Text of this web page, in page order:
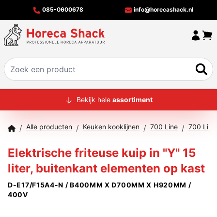
085-0600678 info@horecashack.nl
HOME
MERKEN
OFFERTECHECKER
CONTACT
Bekijk hele assortiment
/ Alle producten / Keuken kooklijnen / 700 Line / 700
Elektrische friteuse kuip in "Y" 15
liter, buitenkant elementen op kast
D-E17/F15A4-N / B400MM X D700MM X H920MM /
400V